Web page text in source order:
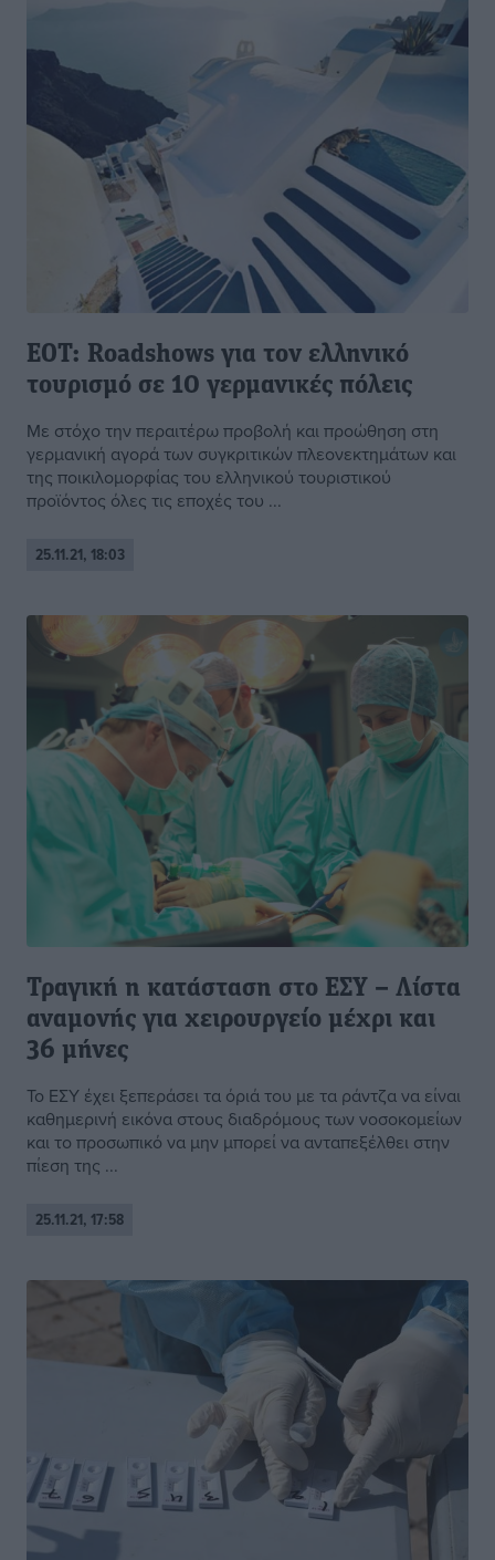
ΕΟΤ: Roadshows για τον ελληνικό
τουρισμό σε 10 γερμανικές πόλεις
Με στόχο την περαιτέρω προβολή και προώθηση στη
γερμανική αγορά των συγκριτικών πλεονεκτημάτων και
της ποικιλομορφίας του ελληνικού τουριστικού
προϊόντος όλες τις εποχές του ...
25.11.21, 18:03
Τραγική η κατάσταση στο ΕΣΥ – Λίστα
αναμονής για χειρουργείο μέχρι και
36 μήνες
Το ΕΣΥ έχει ξεπεράσει τα όριά του με τα ράντζα να είναι
καθημερινή εικόνα στους διαδρόμους των νοσοκομείων
και το προσωπικό να μην μπορεί να ανταπεξέλθει στην
πίεση της ...
25.11.21, 17:58